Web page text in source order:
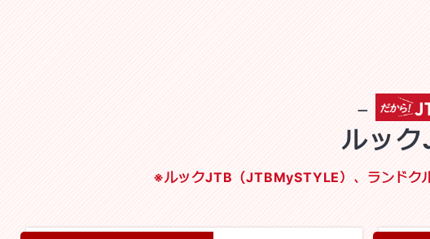
ルッ
※ルックJTB（JTBMySTYLE）、ランドク